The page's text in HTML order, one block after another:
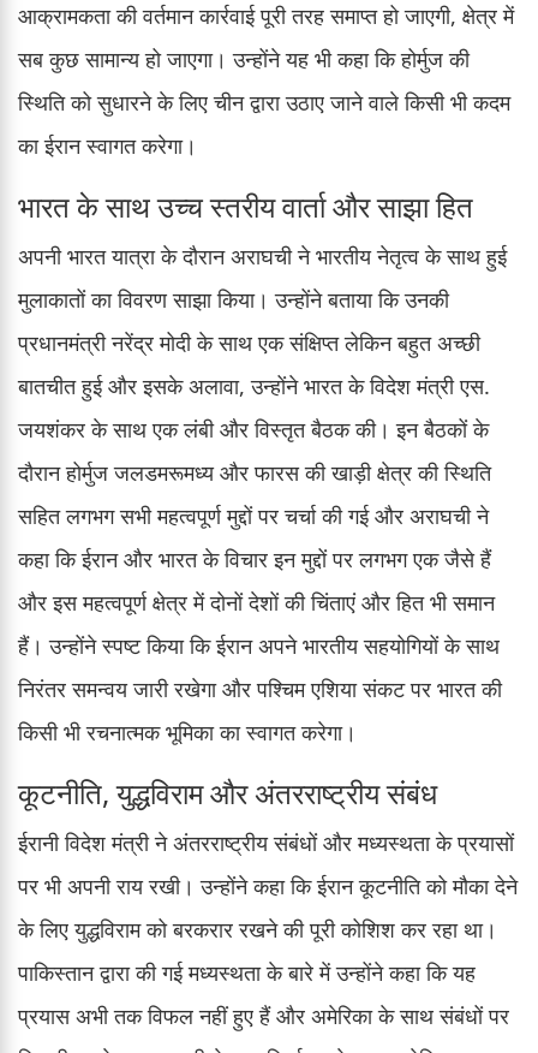
आक्रामकता की वर्तमान कार्रवाई पूरी तरह समाप्त हो जाएगी, क्षेत्र में
सब कुछ सामान्य हो जाएगा। उन्होंने यह भी कहा कि होर्मुज की
स्थिति को सुधारने के लिए चीन द्वारा उठाए जाने वाले किसी भी कदम
का ईरान स्वागत करेगा।
भारत के साथ उच्च स्तरीय वार्ता और साझा हित
अपनी भारत यात्रा के दौरान अराघची ने भारतीय नेतृत्व के साथ हुई
मुलाकातों का विवरण साझा किया। उन्होंने बताया कि उनकी
प्रधानमंत्री नरेंद्र मोदी के साथ एक संक्षिप्त लेकिन बहुत अच्छी
बातचीत हुई और इसके अलावा, उन्होंने भारत के विदेश मंत्री एस.
जयशंकर के साथ एक लंबी और विस्तृत बैठक की। इन बैठकों के
दौरान होर्मुज जलडमरूमध्य और फारस की खाड़ी क्षेत्र की स्थिति
सहित लगभग सभी महत्वपूर्ण मुद्दों पर चर्चा की गई और अराघची ने
कहा कि ईरान और भारत के विचार इन मुद्दों पर लगभग एक जैसे हैं
और इस महत्वपूर्ण क्षेत्र में दोनों देशों की चिंताएं और हित भी समान
हैं। उन्होंने स्पष्ट किया कि ईरान अपने भारतीय सहयोगियों के साथ
निरंतर समन्वय जारी रखेगा और पश्चिम एशिया संकट पर भारत की
किसी भी रचनात्मक भूमिका का स्वागत करेगा।
कूटनीति, युद्धविराम और अंतरराष्ट्रीय संबंध
ईरानी विदेश मंत्री ने अंतरराष्ट्रीय संबंधों और मध्यस्थता के प्रयासों
पर भी अपनी राय रखी। उन्होंने कहा कि ईरान कूटनीति को मौका देने
के लिए युद्धविराम को बरकरार रखने की पूरी कोशिश कर रहा था।
पाकिस्तान द्वारा की गई मध्यस्थता के बारे में उन्होंने कहा कि यह
प्रयास अभी तक विफल नहीं हुए हैं और अमेरिका के साथ संबंधों पर